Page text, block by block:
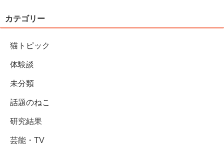
カテゴリー
猫トピック
体験談
未分類
話題のねこ
研究結果
芸能・TV